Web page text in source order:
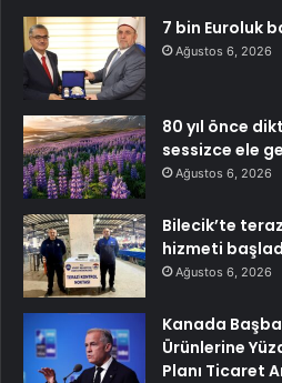
7 bin Euroluk
Ağustos 6, 2026
80 yıl önce
sessizce ele
Ağustos 6, 2026
Bilecik’te
hizmeti
Ağustos 6, 2026
Kanada
Ürünlerine
Planı Ticaret